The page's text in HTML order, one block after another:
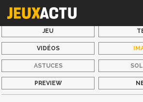
JEU
VIDÉOS
ASTUCES
PREVIEW